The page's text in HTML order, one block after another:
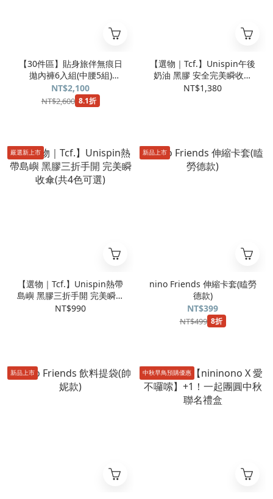
【30件區】貼身旅伴無痕日
拋內褲6入組(中腰5組)
(nininono X SiBra)
NT$2,100
NT$2,600 8.1折
【選物｜Tcf.】Unispin午後
奶油 黑膠 安全完美瞬收傘
(共4色可選)
NT$1,380
嚴選新上市
【選物｜Tcf.】Unispin熱帶
島嶼 黑膠三折手開 完美瞬收
傘(共4色可選)
NT$990
新品上市
nino Friends 伸縮卡套(瞌勞
德款)
NT$399
NT$499 8折
新品上市 中秋早鳥預購優惠